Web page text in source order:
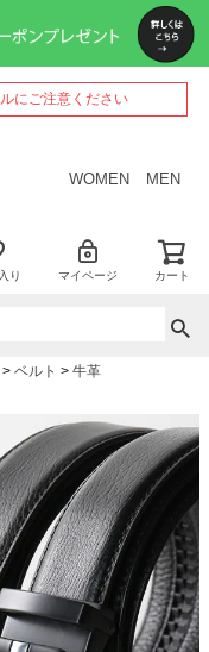
にご注意ください
WOMEN MEN
り マイページ カート
ベルト 牛革
ペー
ジト
ップ
へ